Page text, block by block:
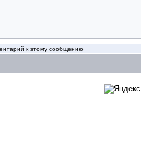
к этому сообщению